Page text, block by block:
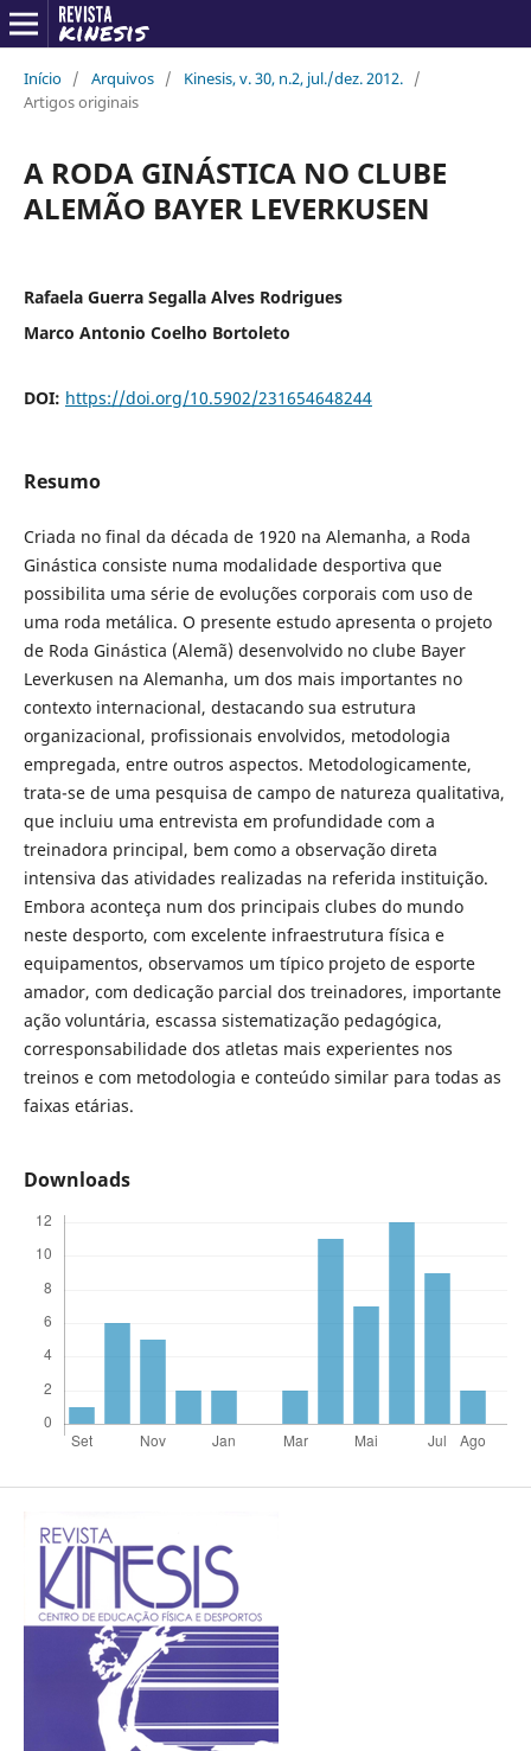
Início / Arquivos / Kinesis, v. 30, n.2, jul./dez. 2012. /
Artigos originais
A RODA GINÁSTICA NO CLUBE
ALEMÃO BAYER LEVERKUSEN
Rafaela Guerra Segalla Alves Rodrigues
Marco Antonio Coelho Bortoleto
DOI: https://doi.org/10.5902/231654648244
Resumo
Criada no final da década de 1920 na Alemanha, a Roda
Ginástica consiste numa modalidade desportiva que
possibilita uma série de evoluções corporais com uso de
uma roda metálica. O presente estudo apresenta o projeto
de Roda Ginástica (Alemã) desenvolvido no clube Bayer
Leverkusen na Alemanha, um dos mais importantes no
contexto internacional, destacando sua estrutura
organizacional, profissionais envolvidos, metodologia
empregada, entre outros aspectos. Metodologicamente,
trata-se de uma pesquisa de campo de natureza qualitativa,
que incluiu uma entrevista em profundidade com a
treinadora principal, bem como a observação direta
intensiva das atividades realizadas na referida instituição.
Embora aconteça num dos principais clubes do mundo
neste desporto, com excelente infraestrutura física e
equipamentos, observamos um típico projeto de esporte
amador, com dedicação parcial dos treinadores, importante
ação voluntária, escassa sistematização pedagógica,
corresponsabilidade dos atletas mais experientes nos
treinos e com metodologia e conteúdo similar para todas as
faixas etárias.
Downloads